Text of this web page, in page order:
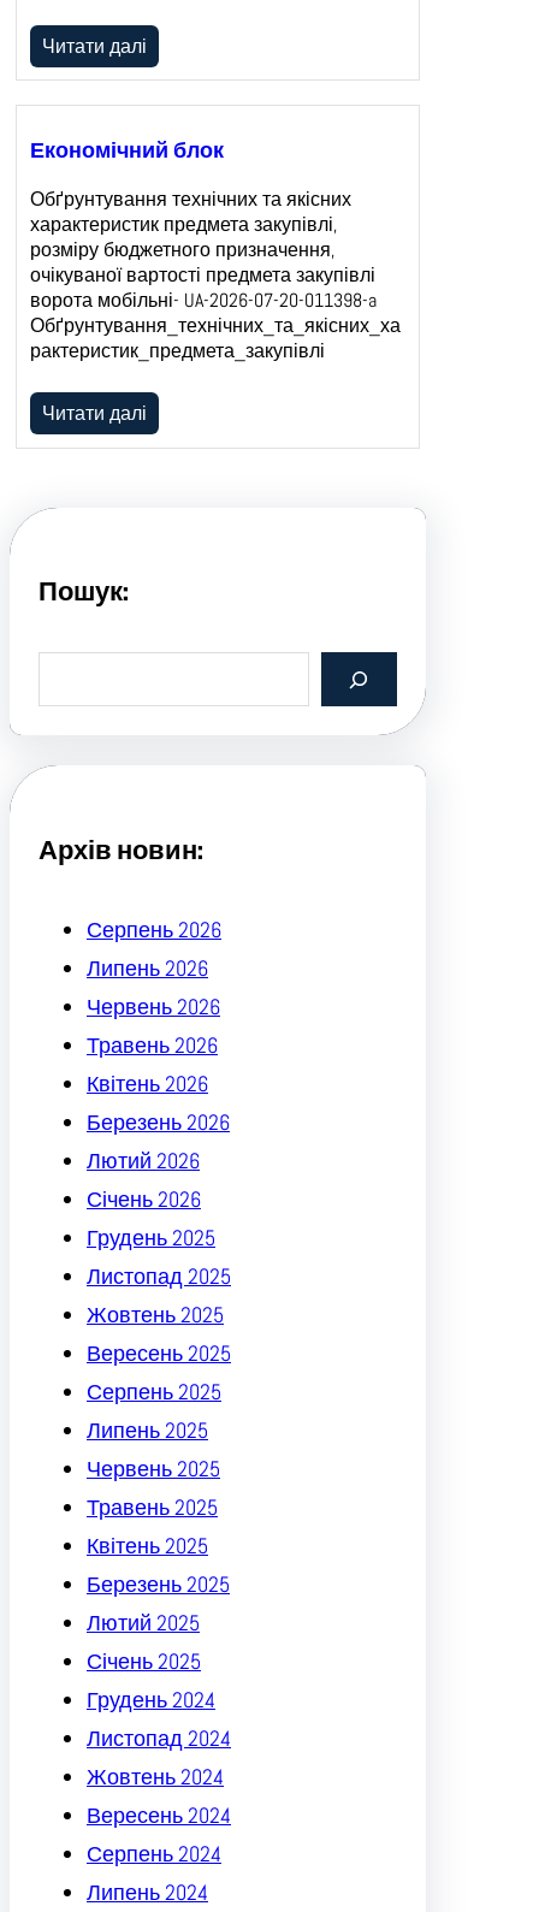
Читати далі
Економічний блок
Обґрунтування технічних та якісних
характеристик предмета закупівлі,
розміру бюджетного призначення,
очікуваної вартості предмета закупівлі
ворота мобільні- UA-2026-07-20-011398-a
Обґрунтування_технічних_та_якісних_ха
рактеристик_предмета_закупівлі
Читати далі
Пошук:
a
c
Архів новин:
Серпень 2026
Липень 2026
Червень 2026
Травень 2026
Квітень 2026
Березень 2026
Лютий 2026
Січень 2026
Грудень 2025
Листопад 2025
Жовтень 2025
Вересень 2025
Серпень 2025
Липень 2025
Червень 2025
Травень 2025
Квітень 2025
Березень 2025
Лютий 2025
Січень 2025
Грудень 2024
Листопад 2024
Жовтень 2024
Вересень 2024
Серпень 2024
Липень 2024